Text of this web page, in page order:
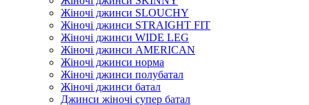
Жіночі джинси SLOUCHY
Жіночі джинси STRAIGHT FIT
Жіночі джинси WIDE LEG
Жіночі джинси AMERICAN
Жіночі джинси норма
Жіночі джинси полубатал
Жіночі джинси батал
Джинси жіночі супер батал